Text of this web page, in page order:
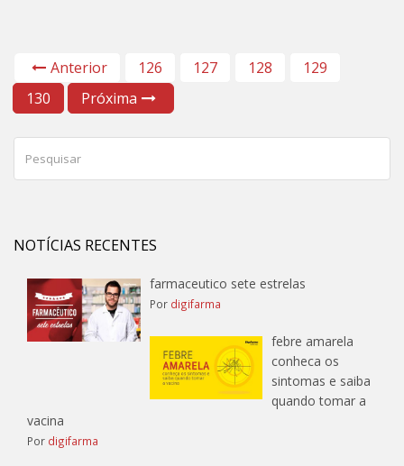
Anterior 126 127 128
129
130
Próxima
NOTÍCIAS RECENTES
farmaceutico sete estrelas
Por digifarma
febre amarela
conheca os
sintomas e saiba
quando tomar a
vacina
Por digifarma